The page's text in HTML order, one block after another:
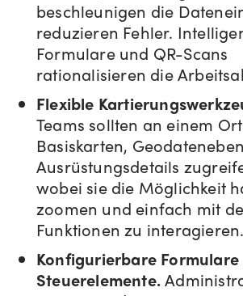
beschleunigen die
reduzieren Fehler.
Formulare und QR-Scans
rationalisieren die
Flexible
Teams sollten an einem
Basiskarten,
Ausrüstungsdetails
wobei sie die Möglichkeit
zoomen und einfach mit
Funktionen zu interagieren.
Konfigurierbare
Steuerelemente.